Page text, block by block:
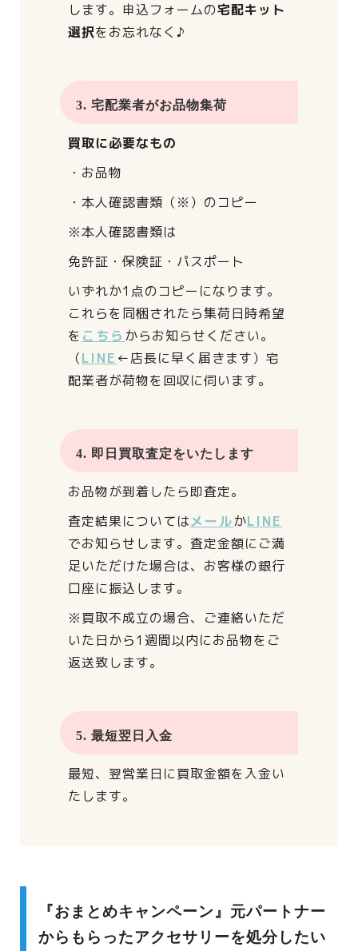
します。 申込フォームの宅配キット
選択をお忘れなく♪
3. 宅配業者がお品物集荷
買取に必要なもの
・お品物
・本人確認書類（※）のコピー
※本人確認書類は
免許証・保険証・パスポート
いずれか1点のコピーになります。
これらを同梱されたら集荷日時希望
を こちら からお知らせください。
（LINE ←店長に早く届きます） 宅
配業者が荷物を回収に伺います。
4. 即日買取査定をいたします
お品物が到着したら即査定。
査定結果についてはメールかLINE
でお知らせします。 査定金額にご満
足いただけた場合は、 お客様の銀行
口座に振込します。
※買取不成立の場合、 ご連絡いただ
いた日から1週間以内にお品物をご
返送致します。
5. 最短翌日入金
最短、翌営業日に買取金額を入金い
たします。
『おまとめキャンペーン』元パートナー
からもらったアクセサリーを処分したい